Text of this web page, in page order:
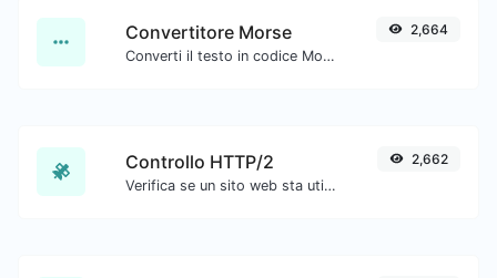
Convertitore Morse
Converti il testo in codice Morse e viceversa per qualsiasi stringa di input.
2,664
Controllo HTTP/2
Verifica se un sito web sta utilizzando il nuovo protocollo HTTP/2.
2,662